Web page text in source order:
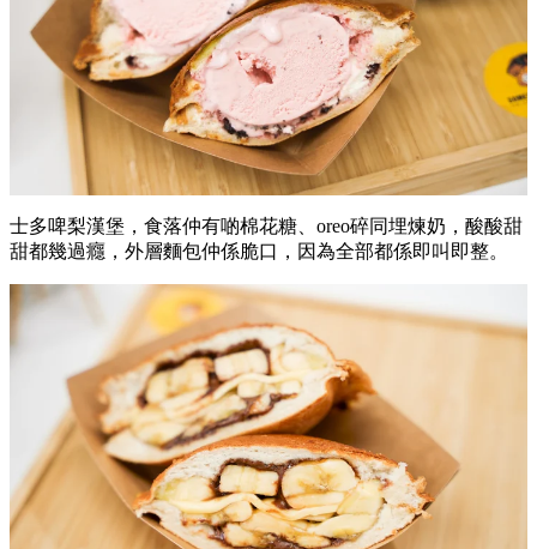
士多啤梨漢堡，食落仲有啲棉花糖、oreo碎同埋煉奶，酸酸甜
甜都幾過癮，外層麵包仲係脆口，因為全部都係即叫即整。